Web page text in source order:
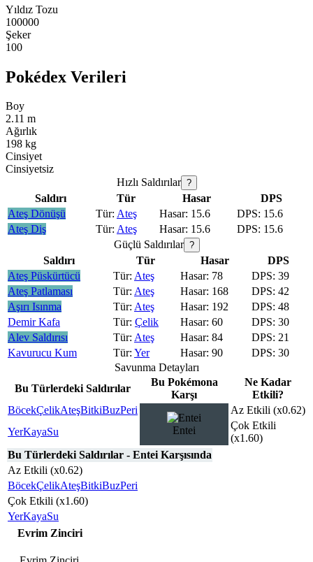
Yıldız Tozu
100000
Şeker
100
Pokédex Verileri
Boy
2.11 m
Ağırlık
198 kg
Cinsiyet
Cinsiyetsiz
Hızlı Saldırılar ?
Saldırı Tür Hasar
DPS
Ateş Dönüşü
Ateş 15.6
15.6
Ateş Diş
Ateş 15.6
15.6
Güçlü Saldırılar ?
Saldırı Tür Hasar
DPS
Ateş Püskürtücü
Ateş 78
39
Ateş Patlaması
Ateş 168
42
Aşırı Isınma
Ateş 192
48
Demir Kafa
Çelik 60
30
Alev Saldırısı
Ateş 84
21
Kavurucu Kum
Yer 90
30
Savunma Detayları
Bu Türlerdeki Saldırılar
Bu Pokémona
Karşı
Ne Kadar
Etkili?
BöcekÇelikAteşBitkiBuzPeri
Entei
Az Etkili (x0.62)
YerKayaSu
Çok Etkili
(x1.60)
Bu Türlerdeki Saldırılar - Entei Karşısında
Az Etkili (x0.62)
BöcekÇelikAteşBitkiBuzPeri
Çok Etkili (x1.60)
YerKayaSu
Evrim Zinciri